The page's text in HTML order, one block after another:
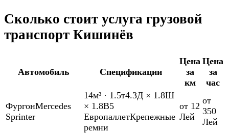
Сколько стоит услуга грузовой
транспорт Кишинёв
Автомобиль Спецификации
Цена
за
км
Цена
за
час
ФургонMercedes
Sprinter
14м³ · 1.5т4.3Д × 1.8Ш
× 1.8В5
ЕвропаллетКрепежные
ремни
от 12
Лей
от
350
Лей